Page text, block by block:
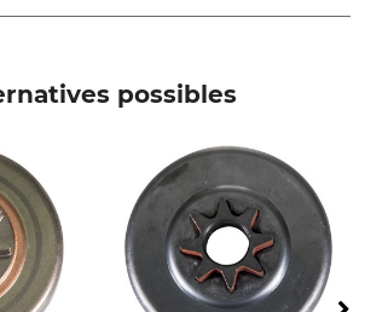
Husqvarna
de
de
Roulement à aiguilles
Oui
possibles